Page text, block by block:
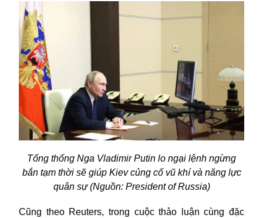
Tổng thống Nga Vladimir Putin lo ngại lệnh ngừng
bắn tạm thời sẽ giúp Kiev củng cố vũ khí và năng lực
quân sự (Nguồn: President of Russia)
Cũng theo Reuters, trong cuộc thảo luận cùng đặc